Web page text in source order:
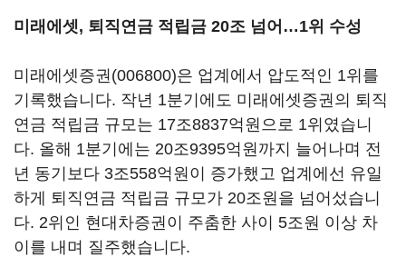
미래에셋, 퇴직연금 적립금 20조 넘어…1위 수성
미래에셋증권(006800)은 업계에서 압도적인 1위를
기록했습니다. 작년 1분기에도 미래에셋증권의 퇴직
연금 적립금 규모는 17조8837억원으로 1위였습니
다. 올해 1분기에는 20조9395억원까지 늘어나며 전
년 동기보다 3조558억원이 증가했고 업계에선 유일
하게 퇴직연금 적립금 규모가 20조원을 넘어섰습니
다. 2위인 현대차증권이 주춤한 사이 5조원 이상 차
이를 내며 질주했습니다.